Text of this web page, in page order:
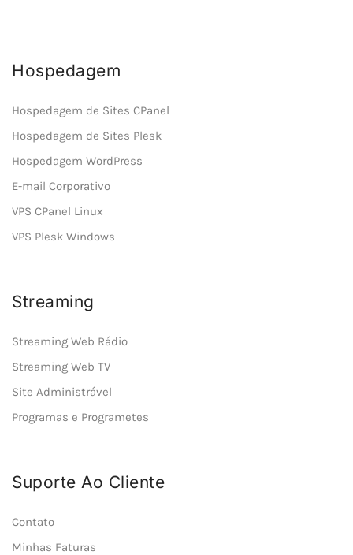
Hospedagem
Hospedagem de Sites CPanel
Hospedagem de Sites Plesk
Hospedagem WordPress
E-mail Corporativo
VPS CPanel Linux
VPS Plesk Windows
Streaming
Streaming Web Rádio
Streaming Web TV
Site Administrável
Programas e Programetes
Suporte Ao Cliente
Contato
Minhas Faturas